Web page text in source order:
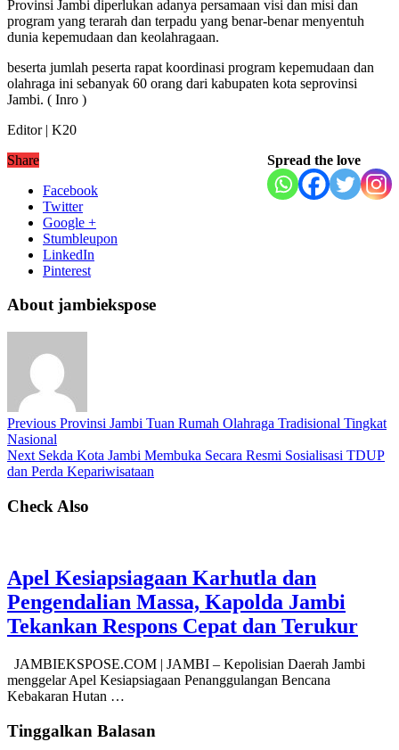
Provinsi Jambi diperlukan adanya persamaan visi dan misi dan
program yang terarah dan terpadu yang benar-benar menyentuh
dunia kepemudaan dan keolahragaan.
beserta jumlah peserta rapat koordinasi program kepemudaan dan
olahraga ini sebanyak 60 orang dari kabupaten kota seprovinsi
Jambi. ( Inro )
Editor | K20
Spread the love
Share
Facebook
Twitter
Google +
Stumbleupon
LinkedIn
Pinterest
About jambiekspose
Previous Provinsi Jambi Tuan Rumah Olahraga Tradisional Tingkat
Nasional
Next Sekda Kota Jambi Membuka Secara Resmi Sosialisasi TDUP
dan Perda Kepariwisataan
Check Also
Apel Kesiapsiagaan Karhutla dan
Pengendalian Massa, Kapolda Jambi
Tekankan Respons Cepat dan Terukur
JAMBIEKSPOSE.COM | JAMBI – Kepolisian Daerah Jambi
menggelar Apel Kesiapsiagaan Penanggulangan Bencana
Kebakaran Hutan …
Tinggalkan Balasan